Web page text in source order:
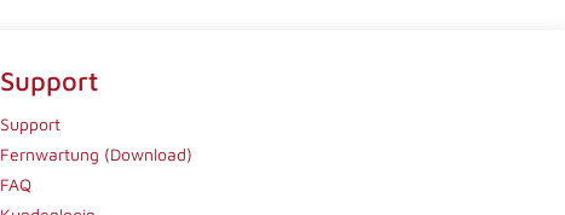
Support
Support
Fernwartung (Download)
FAQ